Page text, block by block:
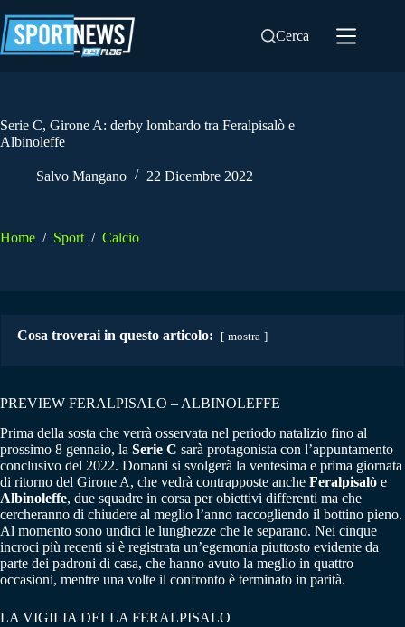
al
contenuto
Cerca
Serie C, Girone A: derby lombardo tra Feralpisalò e
Albinoleffe
Salvo Mangano 22 Dicembre 2022
Home / Sport / Calcio
Cosa troverai in questo articolo: mostra
PREVIEW FERALPISALO – ALBINOLEFFE
Prima della sosta che verrà osservata nel periodo natalizio fino al
prossimo 8 gennaio, la Serie C sarà protagonista con l’appuntamento
conclusivo del 2022. Domani si svolgerà la ventesima e prima giornata
di ritorno del Girone A, che vedrà contrapposte anche Feralpisalò e
Albinoleffe, due squadre in corsa per obiettivi differenti ma che
cercheranno di chiudere al meglio l’anno raccogliendo il bottino pieno.
Al momento sono undici le lunghezze che le separano. Nei cinque
incroci più recenti si è registrata un’egemonia piuttosto evidente da
parte dei padroni di casa, che hanno avuto la meglio in quattro
occasioni, mentre una volte il confronto è terminato in parità.
LA VIGILIA DELLA FERALPISALO